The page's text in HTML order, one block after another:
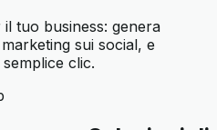
tuo business: genera
sui social, e
clic.